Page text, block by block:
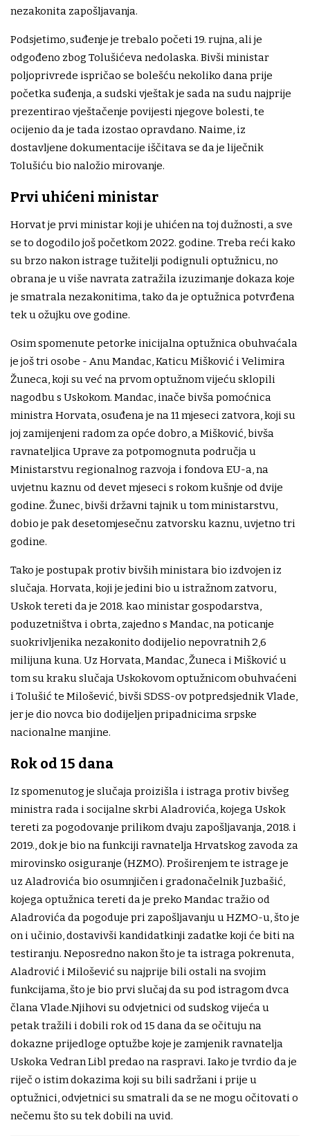
nezakonita zapošljavanja.
Podsjetimo, suđenje je trebalo početi 19. rujna, ali je
odgođeno zbog Tolušićeva nedolaska. Bivši ministar
poljoprivrede ispričao se bolešću nekoliko dana prije
početka suđenja, a sudski vještak je sada na sudu najprije
prezentirao vještačenje povijesti njegove bolesti, te
ocijenio da je tada izostao opravdano. Naime, iz
dostavljene dokumentacije iščitava se da je liječnik
Tolušiću bio naložio mirovanje.
Prvi uhićeni ministar
Horvat je prvi ministar koji je uhićen na toj dužnosti, a sve
se to dogodilo još početkom 2022. godine. Treba reći kako
su brzo nakon istrage tužitelji podignuli optužnicu, no
obrana je u više navrata zatražila izuzimanje dokaza koje
je smatrala nezakonitima, tako da je optužnica potvrđena
tek u ožujku ove godine.
Osim spomenute petorke inicijalna optužnica obuhvaćala
je još tri osobe - Anu Mandac, Katicu Mišković i Velimira
Žuneca, koji su već na prvom optužnom vijeću sklopili
nagodbu s Uskokom. Mandac, inače bivša pomoćnica
ministra Horvata, osuđena je na 11 mjeseci zatvora, koji su
joj zamijenjeni radom za opće dobro, a Mišković, bivša
ravnateljica Uprave za potpomognuta područja u
Ministarstvu regionalnog razvoja i fondova EU-a, na
uvjetnu kaznu od devet mjeseci s rokom kušnje od dvije
godine. Žunec, bivši državni tajnik u tom ministarstvu,
dobio je pak desetomjesečnu zatvorsku kaznu, uvjetno tri
godine.
Tako je postupak protiv bivših ministara bio izdvojen iz
slučaja. Horvata, koji je jedini bio u istražnom zatvoru,
Uskok tereti da je 2018. kao ministar gospodarstva,
poduzetništva i obrta, zajedno s Mandac, na poticanje
suokrivljenika nezakonito dodijelio nepovratnih 2,6
milijuna kuna. Uz Horvata, Mandac, Žuneca i Mišković u
tom su kraku slučaja Uskokovom optužnicom obuhvaćeni
i Tolušić te Milošević, bivši SDSS-ov potpredsjednik Vlade,
jer je dio novca bio dodijeljen pripadnicima srpske
nacionalne manjine.
Rok od 15 dana
Iz spomenutog je slučaja proizišla i istraga protiv bivšeg
ministra rada i socijalne skrbi Aladrovića, kojega Uskok
tereti za pogodovanje prilikom dvaju zapošljavanja, 2018. i
2019., dok je bio na funkciji ravnatelja Hrvatskog zavoda za
mirovinsko osiguranje (HZMO). Proširenjem te istrage je
uz Aladrovića bio osumnjičen i gradonačelnik Juzbašić,
kojega optužnica tereti da je preko Mandac tražio od
Aladrovića da pogoduje pri zapošljavanju u HZMO-u, što je
on i učinio, dostavivši kandidatkinji zadatke koji će biti na
testiranju. Neposredno nakon što je ta istraga pokrenuta,
Aladrović i Milošević su najprije bili ostali na svojim
funkcijama, što je bio prvi slučaj da su pod istragom dvca
člana Vlade.Njihovi su odvjetnici od sudskog vijeća u
petak tražili i dobili rok od 15 dana da se očituju na
dokazne prijedloge optužbe koje je zamjenik ravnatelja
Uskoka Vedran Libl predao na raspravi. Iako je tvrdio da je
riječ o istim dokazima koji su bili sadržani i prije u
optužnici, odvjetnici su smatrali da se ne mogu očitovati o
nečemu što su tek dobili na uvid.